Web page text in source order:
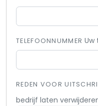
TELEFOONNUMMER
REDEN VOOR
bedrijf laten